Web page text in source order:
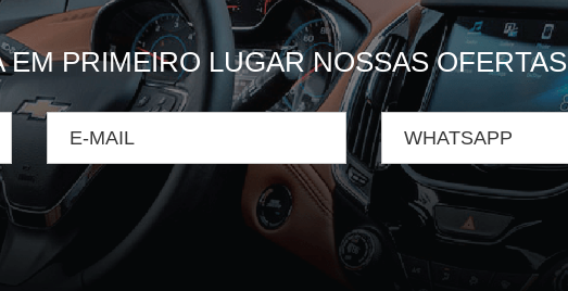
EM PRIMEIRO LUGAR NOSSAS OFERTAS